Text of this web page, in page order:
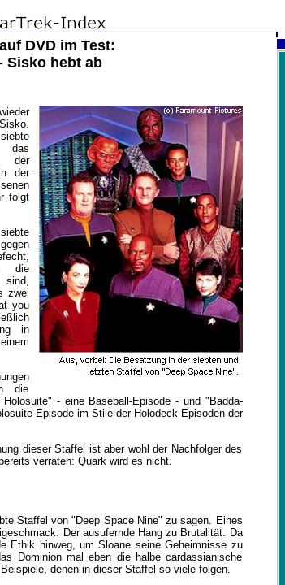
DVD im Test:
Sisko hebt ab
der
der
folgt
die
zwei
you
in
die
- eine Baseball-Episode - und "Badda-
Episode im Stile der Holodeck-Episoden der
dieser Staffel ist aber wohl der Nachfolger des
verraten: Quark wird es nicht.
Staffel von "Deep Space Nine" zu sagen. Eines
Der ausufernde Hang zu Brutalität. Da
Ethik hinweg, um Sloane seine Geheimnisse zu
Dominion mal eben die halbe cardassianische
denen in dieser Staffel so viele folgen.